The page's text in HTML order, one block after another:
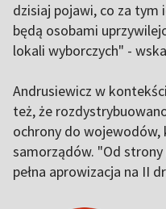
dzisiaj pojawi, co za tym
będą osobami
lokali wyborczych" -
Andrusiewicz w
też, że
ochrony do wojewodów,
samorządów. "Od
pełna aprowizacja na II